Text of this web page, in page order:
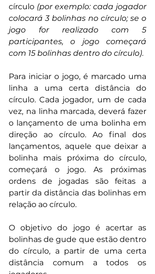
círculo (por exemplo: cada jogador
colocará 3 bolinhas no círculo; se o
jogo for realizado com 5
participantes, o jogo começará
com 15 bolinhas dentro do círculo).
Para iniciar o jogo, é marcado uma
linha a uma certa distância do
círculo. Cada jogador, um de cada
vez, na linha marcada, deverá fazer
o lançamento de uma bolinha em
direção ao círculo. Ao final dos
lançamentos, aquele que deixar a
bolinha mais próxima do círculo,
começará o jogo. As próximas
ordens de jogadas são feitas a
partir da distância das bolinhas em
relação ao círculo.
O objetivo do jogo é acertar as
bolinhas de gude que estão dentro
do círculo, a partir de uma certa
distância comum a todos os